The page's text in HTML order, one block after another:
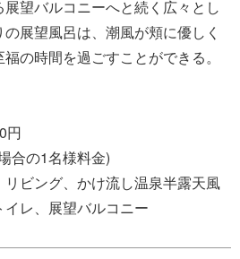
望バルコニーへと続く広々とし
展望風呂は、潮風が頬に優しく
の時間を過ごすことができる。
円
合の1名様料金)
ビング、かけ流し温泉半露天風
レ、展望バルコニー